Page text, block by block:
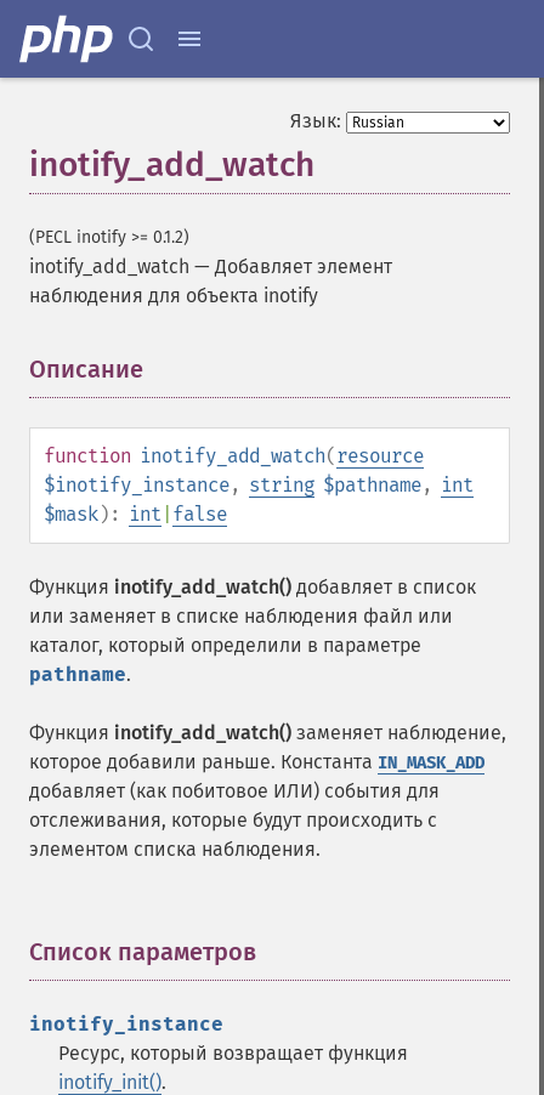
Язык:
inotify_add_watch
(PECL inotify >= 0.1.2)
inotify_add_watch —Добавляет элемент
наблюдения для объекта inotify
Описание
function inotify_add_watch(resource
$inotify_instance, string $pathname,
int
$mask): int false
Функция inotify_add_watch() добавляет в список
или заменяет в списке наблюдения файл или
каталог, который определили в параметре
pathname.
Функция inotify_add_watch() заменяет наблюдение,
которое добавили раньше. Константа IN_MASK_ADD
добавляет (как побитовое ИЛИ) события для
отслеживания, которые будут происходить с
элементом списка наблюдения.
Список параметров
inotify_instance
Ресурс, который возвращает функция
inotify_init().